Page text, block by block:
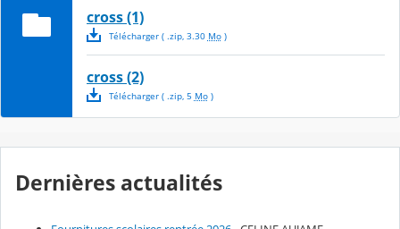
cross (1)
Télécharger( .zip, 3.30 Mo)
cross (2)
Télécharger( .zip, 5 Mo)
Dernières actualités